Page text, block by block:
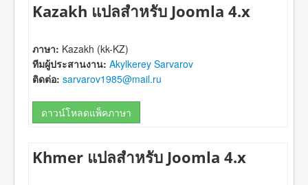
Kazakh แปลสำหรับ Joomla 4.x
ภาษา: Kazakh (kk-KZ)
ทีมผู้ประสานงาน: Akylkerey Sarvarov
ติดต่อ: sarvarov1985@mail.ru
ดาวน์โหลดแพ็คภาษา
Khmer แปลสำหรับ Joomla 4.x